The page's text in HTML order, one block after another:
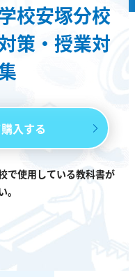
校安塚分校
策・授業対
入する
で使用している教科書が